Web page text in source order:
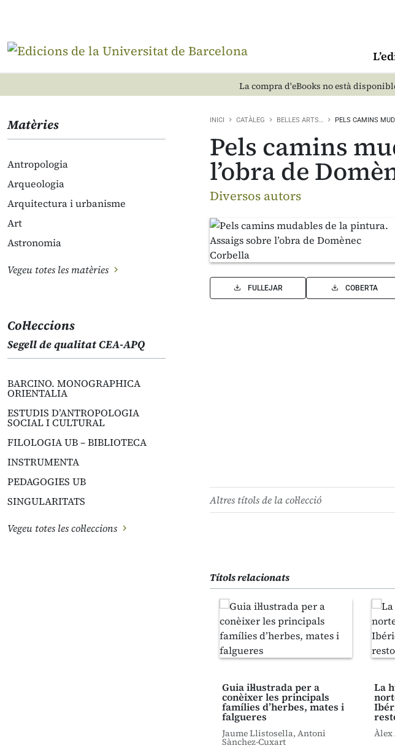
La compra d'eBooks no està
Matèries
Antropologia
Arqueologia
Arquitectura i urbanisme
Art
Astronomia
Vegeu totes les matèries
Col·leccions
Segell de qualitat CEA-APQ
BARCINO. MONOGRAPHICA
ORIENTALIA
ESTUDIS D’ANTROPOLOGIA
SOCIAL I CULTURAL
FILOLOGIA UB – BIBLIOTECA
INSTRUMENTA
PEDAGOGIES UB
SINGULARITATS
Vegeu totes les col·leccions
INICI CATÀLEG BELLES ARTS… PELS CAMINS
Pels camins
l’obra de
Diversos autors
FULLEJAR COBERTA
Altres títols de la col·lecció
Títols relacionats
Guia il·lustrada per a
conèixer les principals
famílies d’herbes, mates i
falgueres
Jaume Llistosella, Antoni
Sànchez-Cuxart
La
Àlex